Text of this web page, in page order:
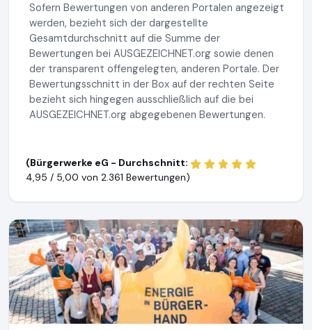
Sofern Bewertungen von anderen Portalen angezeigt
werden, bezieht sich der dargestellte
Gesamtdurchschnitt auf die Summe der
Bewertungen bei AUSGEZEICHNET.org sowie denen
der transparent offengelegten, anderen Portale. Der
Bewertungsschnitt in der Box auf der rechten Seite
bezieht sich hingegen ausschließlich auf die bei
AUSGEZEICHNET.org abgegebenen Bewertungen.
(Bürgerwerke eG - Durchschnitt:
4,95 / 5,00 von 2.361 Bewertungen)